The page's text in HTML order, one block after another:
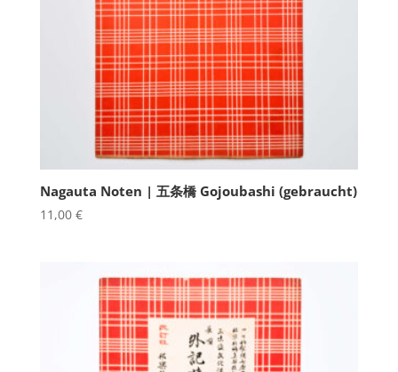
Nagauta Noten | 五条橋 Gojoubashi (gebraucht)
11,00 €